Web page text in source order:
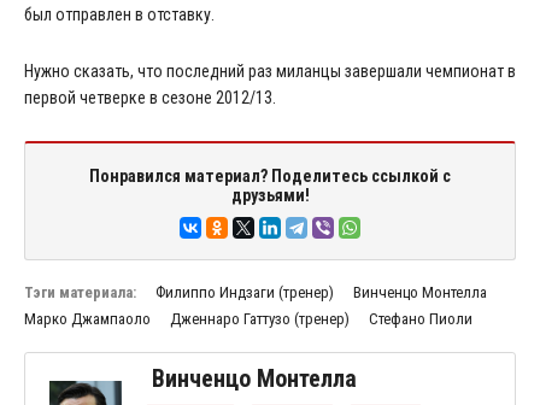
был отправлен в отставку.
Нужно сказать, что последний раз миланцы завершали чемпионат в
первой четверке в сезоне 2012/13.
Понравился материал? Поделитесь ссылкой с
друзьями!
Тэги материала: Филиппо Индзаги (тренер)
Винченцо Монтелла
Марко Джампаоло
Дженнаро Гаттузо (тренер) Стефано Пиоли
Винченцо Монтелла